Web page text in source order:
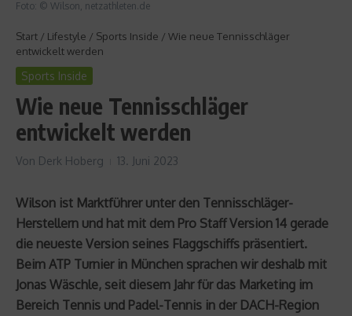
Foto: © Wilson, netzathleten.de
Start / Lifestyle / Sports Inside / Wie neue Tennisschläger
entwickelt werden
Sports Inside
Wie neue Tennisschläger
entwickelt werden
Von Derk Hoberg 13. Juni 2023
Wilson ist Marktführer unter den Tennisschläger-
Herstellern und hat mit dem Pro Staff Version 14 gerade
die neueste Version seines Flaggschiffs präsentiert.
Beim ATP Turnier in München sprachen wir deshalb mit
Jonas Wäschle, seit diesem Jahr für das Marketing im
Bereich Tennis und Padel-Tennis in der DACH-Region